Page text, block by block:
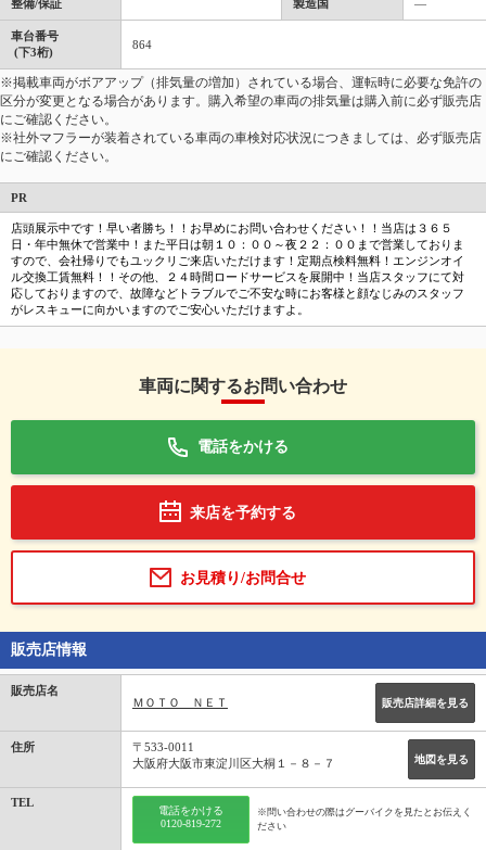
整備/保証 製造国 ―
車台番号
(下3桁)
864
※掲載車両がボアアップ（排気量の増加）されている場合、運転時に必要な免許の
区分が変更となる場合があります。購入希望の車両の排気量は購入前に必ず販売店
にご確認ください。
※社外マフラーが装着されている車両の車検対応状況につきましては、必ず販売店
にご確認ください。
PR
店頭展示中です！早い者勝ち！！お早めにお問い合わせください！！当店は３６５
日・年中無休で営業中！また平日は朝１０：００～夜２２：００まで営業しておりま
すので、会社帰りでもユックリご来店いただけます！定期点検料無料！エンジンオイ
ル交換工賃無料！！その他、２４時間ロードサービスを展開中！当店スタッフにて対
応しておりますので、故障などトラブルでご不安な時にお客様と顔なじみのスタッフ
がレスキューに向かいますのでご安心いただけますよ。
車両に関するお問い合わせ
電話をかける
来店を予約する
お見積り/お問合せ
販売店情報
販売店名
ＭＯＴＯ ＮＥＴ
販売店詳細を見る
住所
地図を見る
〒533-0011
大阪府大阪市東淀川区大桐１－８－７
TEL
電話をかける
0120-819-272
※問い合わせの際はグーバイクを見たとお伝えく
ださい